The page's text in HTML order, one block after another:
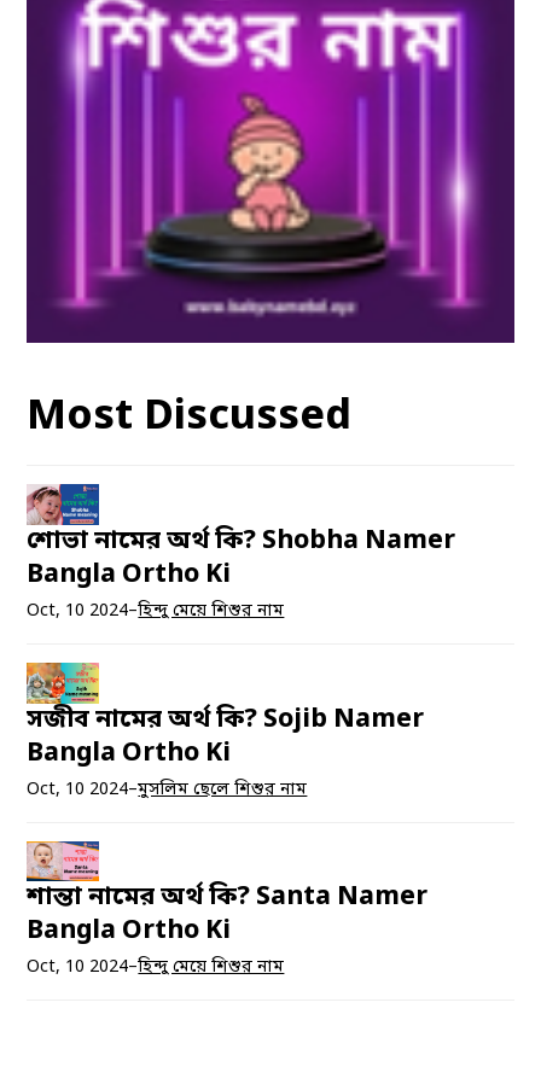
Most Discussed
শোভা নামের অর্থ কি? Shobha Namer
Bangla Ortho Ki
Oct, 10 2024–হিন্দু মেয়ে শিশুর নাম
সজীব নামের অর্থ কি? Sojib Namer
Bangla Ortho Ki
Oct, 10 2024–মুসলিম ছেলে শিশুর নাম
শান্তা নামের অর্থ কি? Santa Namer
Bangla Ortho Ki
Oct, 10 2024–হিন্দু মেয়ে শিশুর নাম